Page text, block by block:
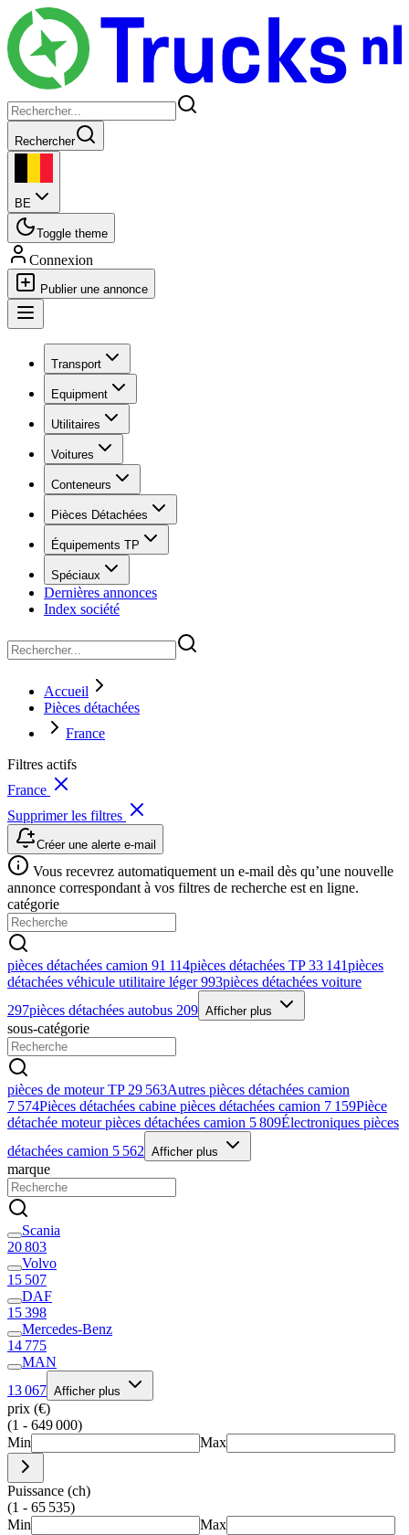
Rechercher
BE
Toggle theme
Connexion
Publier une annonce
Transport
Equipment
Utilitaires
Voitures
Conteneurs
Pièces Détachées
Équipements TP
Spéciaux
Dernières annonces
Index société
Accueil
Pièces détachées
France
Filtres actifs
France
Supprimer les filtres
Créer une alerte e-mail
Vous recevrez automatiquement un e-mail dès qu’une nouvelle
annonce correspondant à vos filtres de recherche est en ligne.
catégorie
pièces détachées camion 91 114pièces détachées TP33 141pièces
détachées véhicule utilitaire léger993pièces détachées voiture
297pièces détachées autobus 209 Afficher plus
sous-catégorie
pièces de moteur TP 29 563Autres pièces détachées camion
7 574Pièces détachées cabine pièces détachées camion 7 159Pièce
détachée moteur pièces détachées camion 5 809Électroniques pièces
détachées camion 5 562 Afficher plus
marque
Scania
20 803
Volvo
15 507
DAF
15 398
Mercedes-Benz
14 775
MAN
13 067 Afficher plus
prix (€)
(1 - 649 000)
Min
Max
Puissance (ch)
(1 - 65 535)
Min
Max